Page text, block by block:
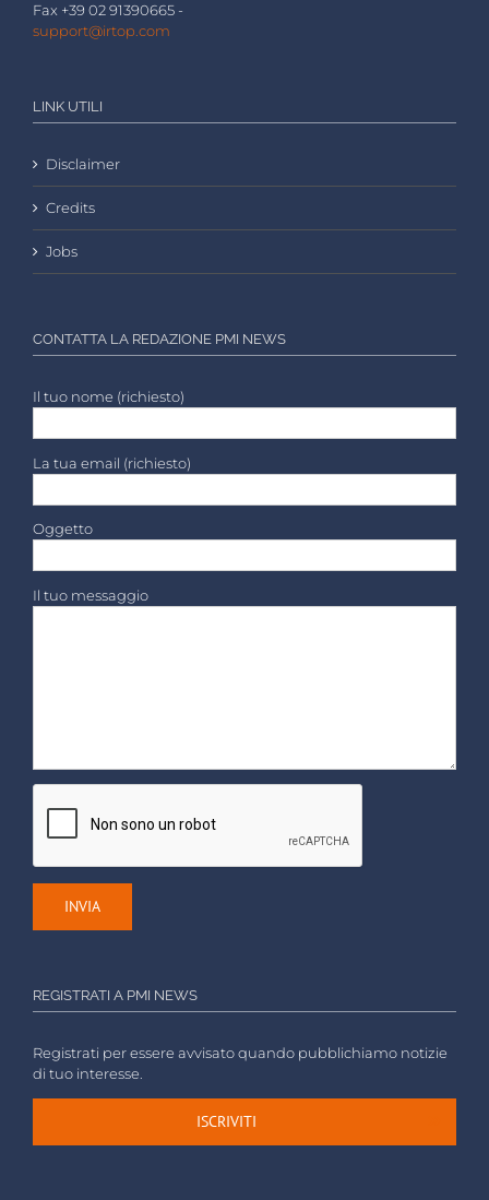
Fax +39 02 91390665 -
support@irtop.com
LINK UTILI
Disclaimer
Credits
Jobs
CONTATTA LA REDAZIONE PMI NEWS
Il tuo nome (richiesto)
La tua email (richiesto)
Oggetto
Il tuo messaggio
REGISTRATI A PMI NEWS
Registrati per essere avvisato quando pubblichiamo notizie
di tuo interesse.
ISCRIVITI